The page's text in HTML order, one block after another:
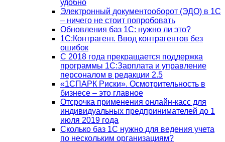
удобно
Электронный документооборот (ЭДО) в 1С
– ничего не стоит попробовать
Обновления баз 1С: нужно ли это?
1С:Контрагент. Ввод контрагентов без
ошибок
С 2018 года прекращается поддержка
программы 1С:Зарплата и управление
персоналом в редакции 2.5
«1СПАРК Риски». Осмотрительность в
бизнесе – это главное
Отсрочка применения онлайн-касс для
индивидуальных предпринимателей до 1
июля 2019 года
Сколько баз 1C нужно для ведения учета
по нескольким организациям?